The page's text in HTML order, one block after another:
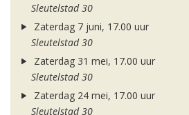
Sleutelstad 30
Zaterdag 7 juni, 17.00 uur
Sleutelstad 30
Zaterdag 31 mei, 17.00 uur
Sleutelstad 30
Zaterdag 24 mei, 17.00 uur
Sleutelstad 30